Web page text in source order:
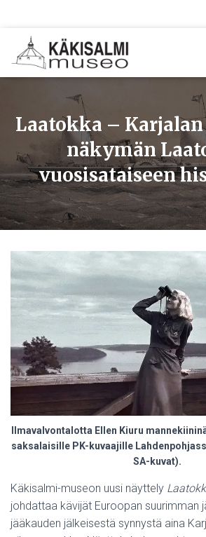
Laatokka –
näkymän
vuosisataiseen
Ilmavalvontalotta Ellen Kiuru
saksalaisille PK-kuvaajille
SA-kuvat).
Käkisalmi-museon uusi näyttely
johdattaa kävijät Euroopan suurimman
jääkauden jälkeisestä synnystä aina